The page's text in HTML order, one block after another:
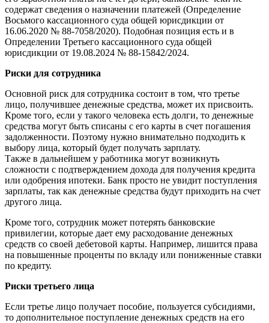
содержат сведения о назначении платежей (Определение
Восьмого кассационного суда общей юрисдикции от
16.06.2020 № 88-7058/2020). Подобная позиция есть и в
Определении Третьего кассационного суда общей
юрисдикции от 19.08.2024 № 88-15842/2024.
Риски для сотрудника
Основной риск для сотрудника состоит в том, что третье
лицо, получившее денежные средства, может их присвоить.
Кроме того, если у такого человека есть долги, то денежные
средства могут быть списаны с его карты в счет погашения
задолженности. Поэтому нужно внимательно подходить к
выбору лица, который будет получать зарплату.
Также в дальнейшем у работника могут возникнуть
сложности с подтверждением дохода для получения кредита
или одобрения ипотеки. Банк просто не увидит поступления
зарплаты, так как денежные средства будут приходить на счет
другого лица.
Кроме того, сотрудник может потерять банковские
привилегии, которые дает ему расходование денежных
средств со своей дебетовой карты. Например, лишится права
на повышенные проценты по вкладу или пониженные ставки
по кредиту.
Риски третьего лица
Если третье лицо получает пособие, пользуется субсидиями,
то дополнительное поступление денежных средств на его